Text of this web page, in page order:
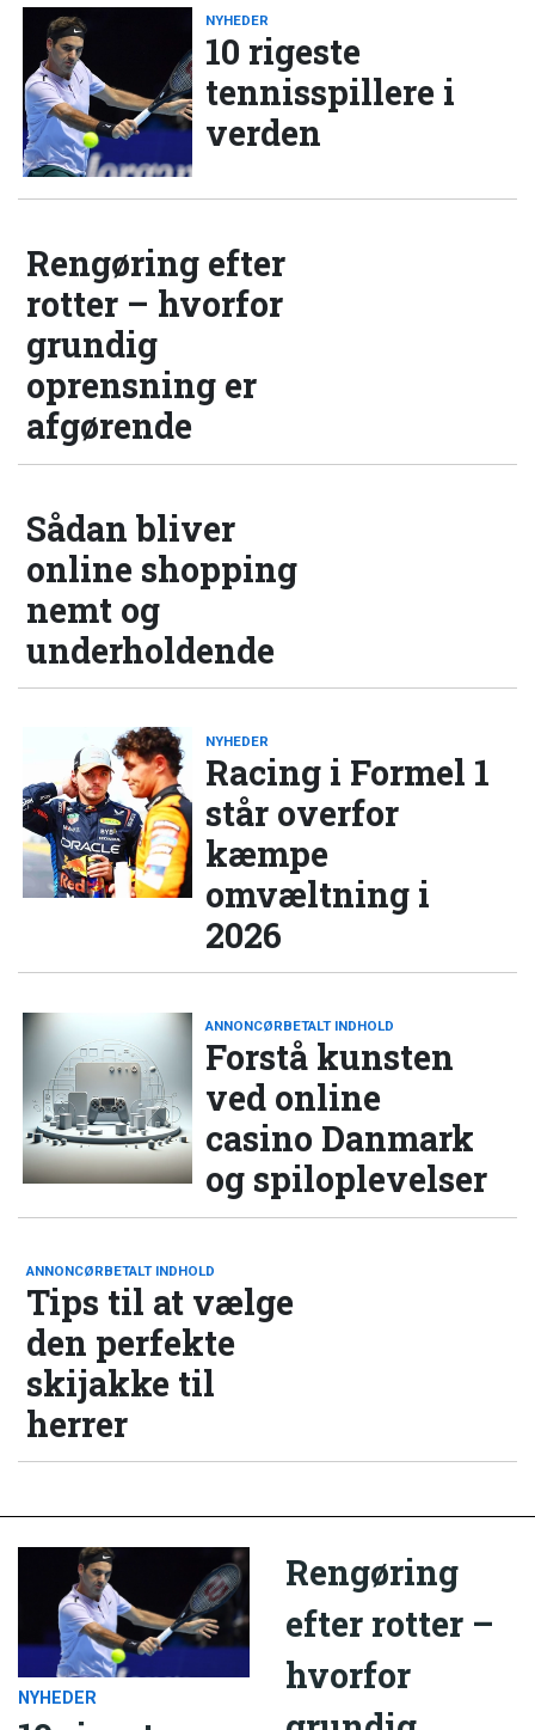
NYHEDER
10 rigeste
tennisspillere i
verden
Rengøring efter
rotter – hvorfor
grundig
oprensning er
afgørende
Sådan bliver
online shopping
nemt og
underholdende
NYHEDER
Racing i Formel 1
står overfor
kæmpe
omvæltning i
2026
ANNONCØRBETALT INDHOLD
Forstå kunsten
ved online
casino Danmark
og spiloplevelser
ANNONCØRBETALT INDHOLD
Tips til at vælge
den perfekte
skijakke til
herrer
NYHEDER
Rengøring
efter rotter –
hvorfor